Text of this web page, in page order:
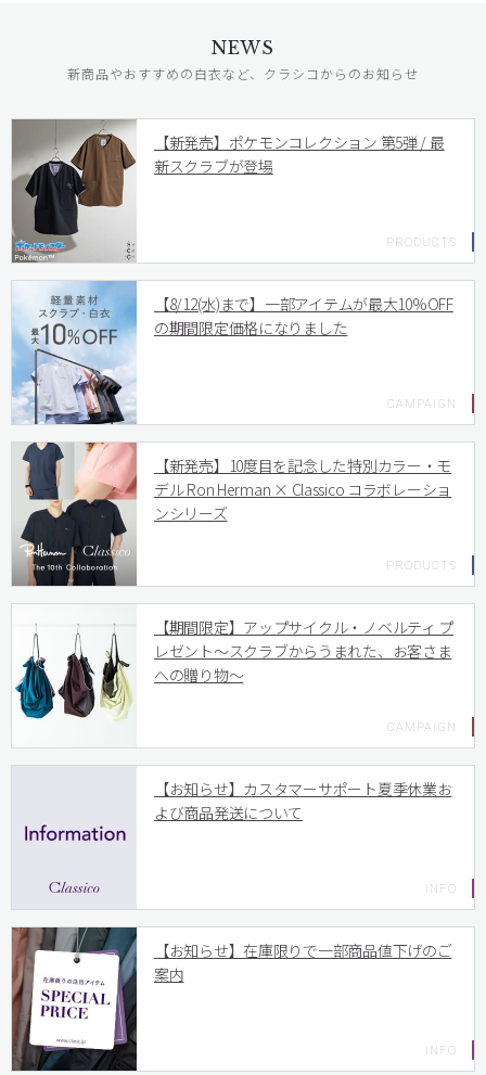
NEWS
新商品やおすすめの白衣など、クラシコからのお知らせ
【新発売】ポケモンコレクション 第5弾 / 最
新スクラブが登場
【8/12(水)まで】一部アイテムが最大10%OFF
の期間限定価格になりました
【新発売】10度目を記念した特別カラー・モ
デル Ron Herman × Classico コラボレーショ
ンシリーズ
【期間限定】アップサイクル・ノベルティ プ
レゼント〜スクラブからうまれた、お客さま
への贈り物〜
【お知らせ】カスタマーサポート夏季休業お
よび商品発送について
【お知らせ】在庫限りで一部商品値下げのご
案内